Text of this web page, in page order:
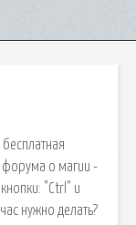
форума о магии -
"Ctrl" и
нужно делать?